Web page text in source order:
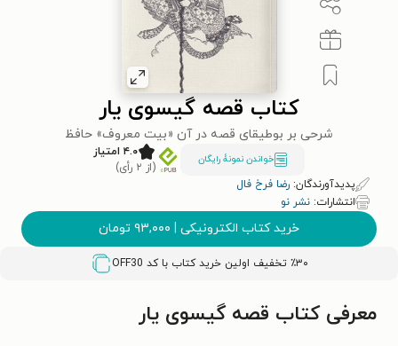
کتاب قصه گیسوی یار
شرحی بر بوطیقای قصه در آن «بیت معروف» حافظ
خواندن نمونۀ رایگان
۴.۰ امتیاز
(از ۲ رأی)
پدیدآورندگان: رضا فرخ فال
انتشارات: نشر نو
خرید کتاب الکترونیکی | ۹۳,۰۰۰ تومان
٪۳۰ تخفیف اولین خرید کتاب با کد OFF30
معرفی کتاب قصه گیسوی یار